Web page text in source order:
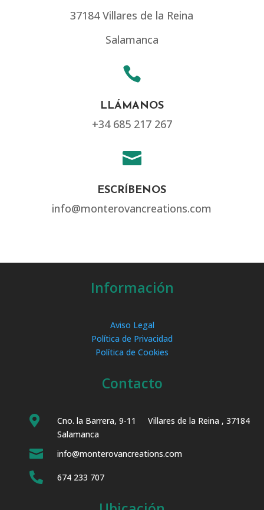
37184 Villares de la Reina
Salamanca

LLÁMANOS
+34 685 217 267

ESCRÍBENOS
info@monterovancreations.com
Información
Aviso Legal
Política de Privacidad
Política de Cookies
Contacto

Cno. la Barrera, 9-11 Villares de la Reina , 37184
Salamanca
 info@monterovancreations.com
 674 233 707